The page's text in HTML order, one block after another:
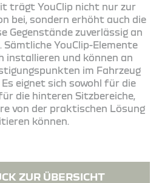
trägt YouClip nicht nur zur
bei, sondern erhöht auch die
Gegenstände zuverlässig an
Sämtliche YouClip-Elemente
installieren und können an
im Fahrzeug
eignet sich sowohl für die
die hinteren Sitzbereiche,
von der praktischen Lösung
können.
ZUR ÜBERSICHT